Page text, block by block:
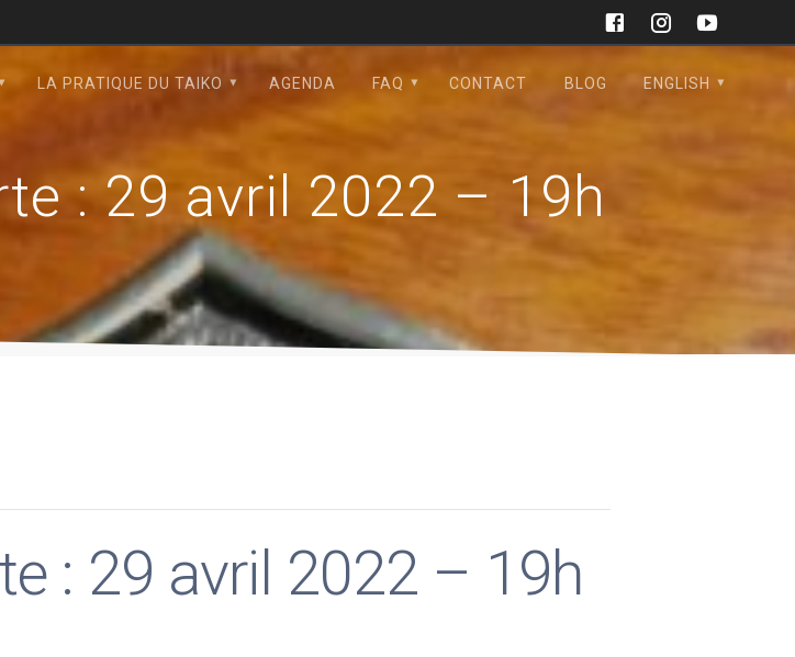
LA PRATIQUE DU TAIKO AGENDA FAQ CONTACT BLOG ENGLISH
: 29 avril 2022 – 19h
: 29 avril 2022 – 19h